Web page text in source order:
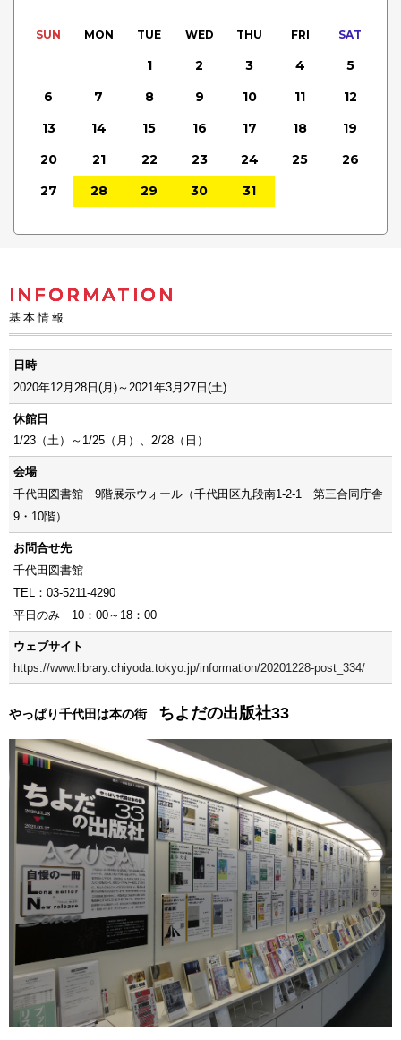
SUN MON TUE WED THU FRI SAT
1 2 3 4
5
6
7 8 9 10 11
12
13
14 15 16 17 18
19
20
21 22 23 24 25
26
27
28 29 30 31
INFORMATION
基本情報
日時
2020年12月28日(月)～2021年3月27日(土)
休館日
1/23（土）～1/25（月）、2/28（日）
会場
千代田図書館 9階展示ウォール（千代田区九段南1-2-1 第三合同庁舎
9・10階）
お問合せ先
千代田図書館
TEL：03-5211-4290
平日のみ 10：00～18：00
ウェブサイト
https://www.library.chiyoda.tokyo.jp/information/20201228-post_334/
やっぱり千代田は本の街 ちよだの出版社33